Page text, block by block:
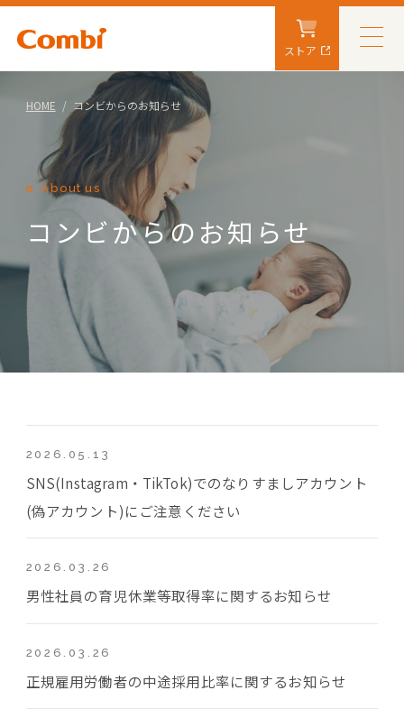
ストア
HOME コンビからのお知らせ
About us
コンビからのお知らせ
2026.05.13
SNS(Instagram・TikTok)でのなりすましアカウント
(偽アカウント)にご注意ください
2026.03.26
男性社員の育児休業等取得率に関するお知らせ
2026.03.26
正規雇用労働者の中途採用比率に関するお知らせ